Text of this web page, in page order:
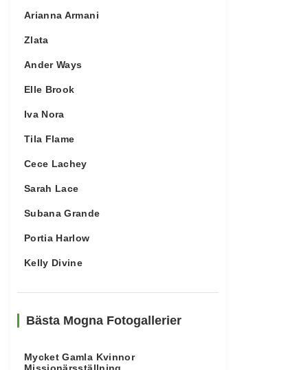
Arianna Armani
Zlata
Ander Ways
Elle Brook
Iva Nora
Tila Flame
Cece Lachey
Sarah Lace
Subana Grande
Portia Harlow
Kelly Divine
Bästa Mogna Fotogallerier
Mycket Gamla Kvinnor